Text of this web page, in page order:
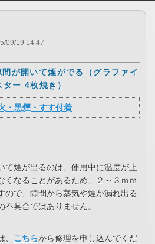
09/19 14:47
が開いて煙がでる（グラファイ
ー 4枚焼き）
・黒煙・すす付着
て煙が出るのは、使用中に温度が上
くなることがあるため、２～３ｍｍ
ので、隙間から蒸気や煙が漏れ出る
具合ではありません。
こちらから修理を申し込んでくだ